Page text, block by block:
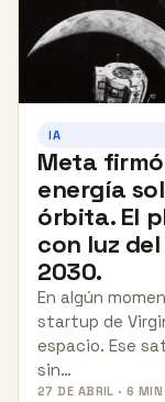
IA
Meta
energía
órbita. El
con luz
2030.
En algún
startup de
espacio. Ese
sin…
27 DE ABRIL · 6